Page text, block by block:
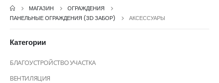
МАГАЗИН
ОГРАЖДЕНИЯ
ПАНЕЛЬНЫЕ ОГРАЖДЕНИЯ (3D ЗАБОР)
АКСЕССУАРЫ
Категории
БЛАГОУСТРОЙСТВО УЧАСТКА
ВЕНТИЛЯЦИЯ